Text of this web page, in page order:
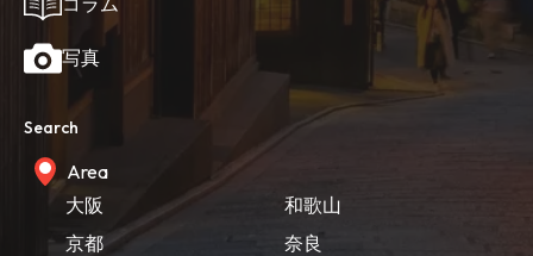
写真
Search
Area
大阪
京都
和歌山
奈良